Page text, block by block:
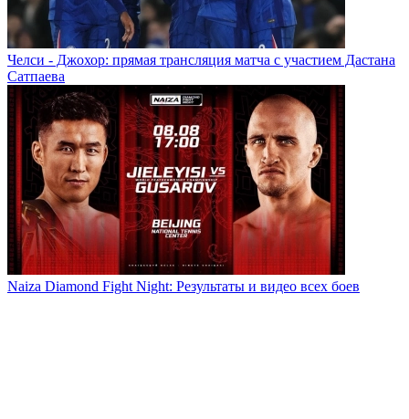
Челси - Джохор: прямая трансляция матча с участием Дастана
Сатпаева
Naiza Diamond Fight Night: Результаты и видео всех боев